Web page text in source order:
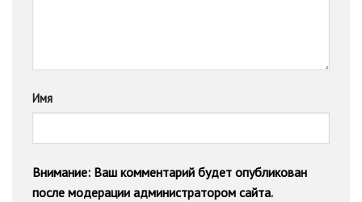
Имя
Внимание: Ваш комментарий будет опубликован
после модерации администратором сайта.